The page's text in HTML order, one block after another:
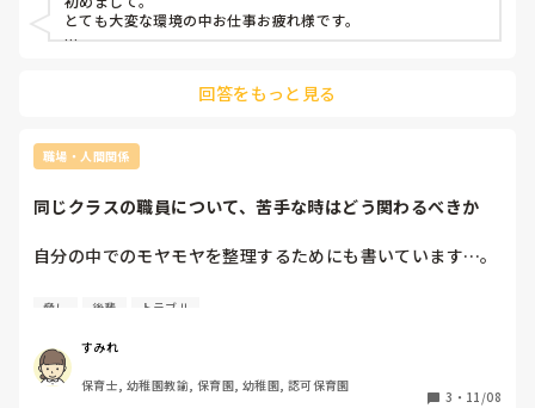
れる日々です。何か私が上手く出来ても褒めることは全くあ
りません。更にこれは新人の仕事、と面倒なことは全て任さ
りということも少なくありません。
毎日とても辛いです。診断されたわけではありませんが、鬱
のような症状もあります。早く辞めればいいのに、と思う方
なのにも関わらず辞めても良いのでしょうか？また気持ちと
出来るのでしょうか？
とても大変な環境の中お仕事お疲れ様です。
それは、働きすぎだったりオンオフがないと余裕も生まれない
ペアリーダーではなく、もう少し上司の方に相談することはで
きますか？
がると思います。
回答をもっと見る
職場・人間関係
同じクラスの職員について、苦手な時はどう関わるべきか
自分の中でのモヤモヤを整理するためにも書いています…。
現在、幼児クラスを正規職員2名、非常勤職員（資格無し）1
せん）
組んでいる正規職員の方への苦手意識がどうしても拭えず、
脅し 後輩 トラブル
すみれ
保育士, 幼稚園教諭, 保育園, 幼稚園, 認可保育園
3 ・ 11/08